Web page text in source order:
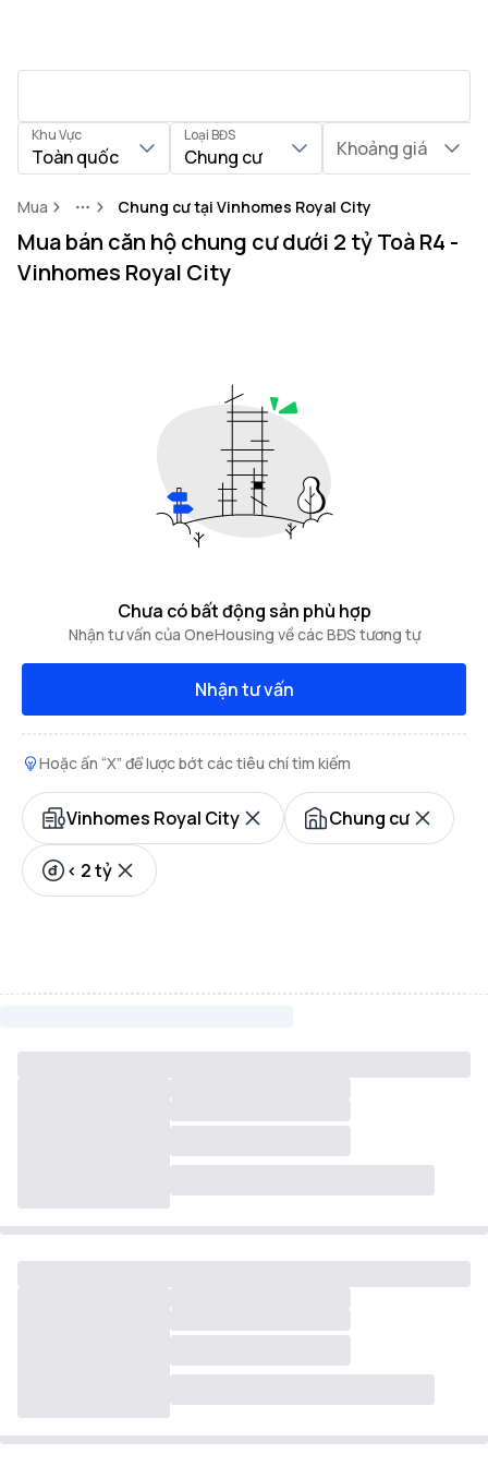
Khu Vực
Toàn quốc
Loại BĐS
Chung cư Khoảng giá
Mua MoreChung cư tại Vinhomes Royal City
Mua bán căn hộ chung cư dưới 2 tỷ Toà R4 -
Vinhomes Royal City
Chưa có bất động sản phù hợp
Nhận tư vấn của OneHousing về các BĐS tương tự
Nhận tư vấn
Hoặc ấn “X” để lược bớt các tiêu chí tìm kiếm
Vinhomes Royal City Chung cư
< 2 tỷ